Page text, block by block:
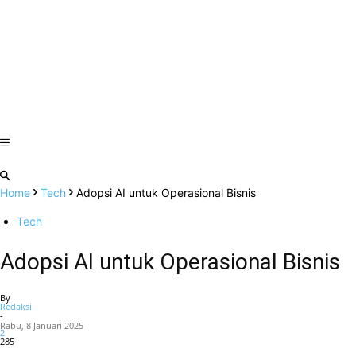
Home Tech Adopsi AI untuk Operasional Bisnis
Tech
Adopsi AI untuk Operasional Bisnis
By
Redaksi
-
Rabu, 8 Januari 2025
2
285